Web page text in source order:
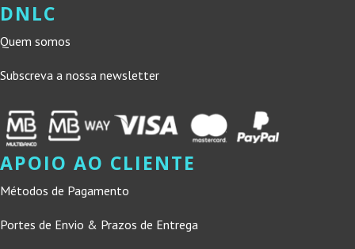
DNLC
Quem somos
Subscreva a nossa newsletter
APOIO AO CLIENTE
Métodos de Pagamento
Portes de Envio & Prazos de Entrega